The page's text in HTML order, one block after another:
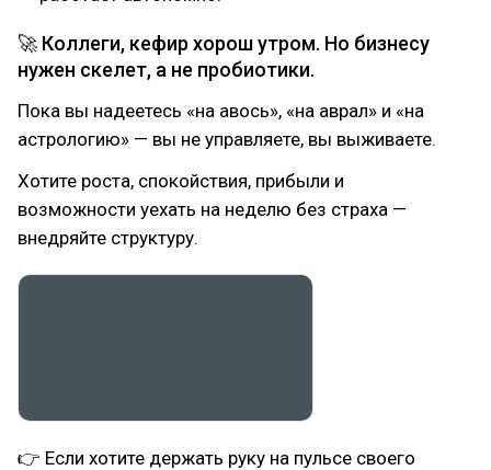
🚀 Коллеги, кефир хорош утром. Но бизнесу
нужен скелет, а не пробиотики.
Пока вы надеетесь «на авось», «на аврал» и «на
астрологию» — вы не управляете, вы выживаете.
Хотите роста, спокойствия, прибыли и
возможности уехать на неделю без страха —
внедряйте структуру.
👉 Если хотите держать руку на пульсе своего